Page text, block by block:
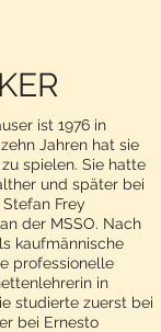
ist 1976 in
Jahren hat sie
spielen. Sie hatte
und später bei
Frey
der MSSO. Nach
kaufmännische
professionelle
in
studierte zuerst bei
bei Ernesto